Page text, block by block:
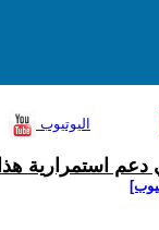
اليوتيوب
دعم استمرارية